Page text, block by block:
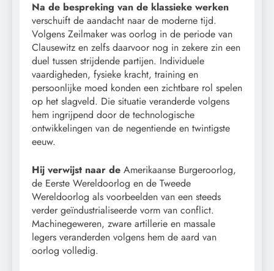
Na de bespreking van de klassieke werken
verschuift de aandacht naar de moderne tijd.
Volgens Zeilmaker was oorlog in de periode van
Clausewitz en zelfs daarvoor nog in zekere zin een
duel tussen strijdende partijen. Individuele
vaardigheden, fysieke kracht, training en
persoonlijke moed konden een zichtbare rol spelen
op het slagveld. Die situatie veranderde volgens
hem ingrijpend door de technologische
ontwikkelingen van de negentiende en twintigste
eeuw.
Hij verwijst naar de Amerikaanse Burgeroorlog,
de Eerste Wereldoorlog en de Tweede
Wereldoorlog als voorbeelden van een steeds
verder geïndustrialiseerde vorm van conflict.
Machinegeweren, zware artillerie en massale
legers veranderden volgens hem de aard van
oorlog volledig.